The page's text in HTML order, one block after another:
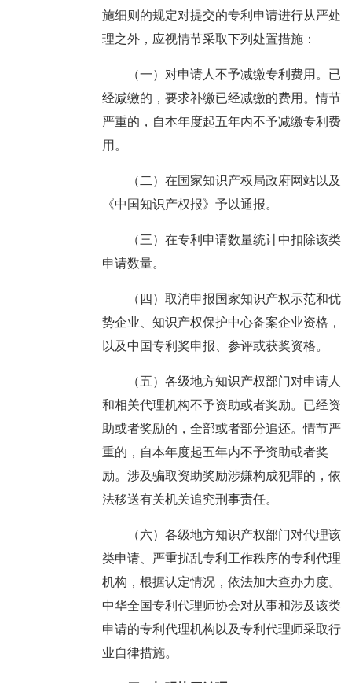
施细则的规定对提交的专利申请进行从严处
理之外，应视情节采取下列处置措施：
（一）对申请人不予减缴专利费用。已
经减缴的，要求补缴已经减缴的费用。情节
严重的，自本年度起五年内不予减缴专利费
用。
（二）在国家知识产权局政府网站以及
《中国知识产权报》予以通报。
（三）在专利申请数量统计中扣除该类
申请数量。
（四）取消申报国家知识产权示范和优
势企业、知识产权保护中心备案企业资格，
以及中国专利奖申报、参评或获奖资格。
（五）各级地方知识产权部门对申请人
和相关代理机构不予资助或者奖励。已经资
助或者奖励的，全部或者部分追还。情节严
重的，自本年度起五年内不予资助或者奖
励。涉及骗取资助奖励涉嫌构成犯罪的，依
法移送有关机关追究刑事责任。
（六）各级地方知识产权部门对代理该
类申请、严重扰乱专利工作秩序的专利代理
机构，根据认定情况，依法加大查办力度。
中华全国专利代理师协会对从事和涉及该类
申请的专利代理机构以及专利代理师采取行
业自律措施。